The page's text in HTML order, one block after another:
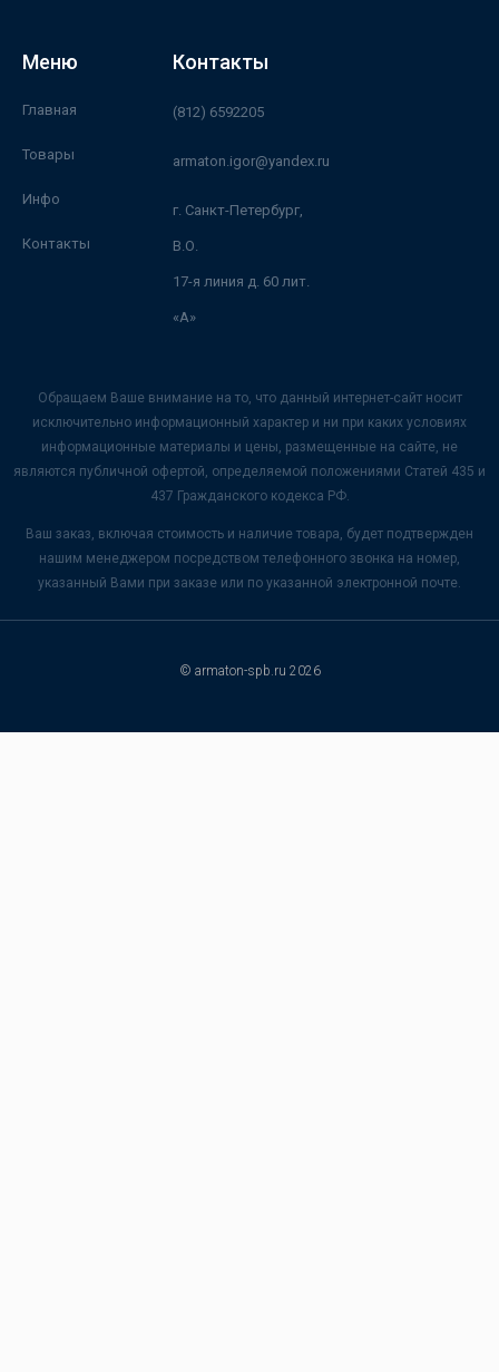
Меню
Главная
Товары
Инфо
Контакты
Контакты
(812) 6592205
armaton.igor@yandex.ru
г. Санкт-Петербург,
В.О.
17-я линия д. 60 лит.
«А»
Обращаем Ваше внимание на то, что данный интернет-сайт носит
исключительно информационный характер и ни при каких условиях
информационные материалы и цены, размещенные на сайте, не
являются публичной офертой, определяемой положениями Статей 435 и
437 Гражданского кодекса РФ.
Ваш заказ, включая стоимость и наличие товара, будет подтвержден
нашим менеджером посредством телефонного звонка на номер,
указанный Вами при заказе или по указанной электронной почте.
© armaton-spb.ru 2026